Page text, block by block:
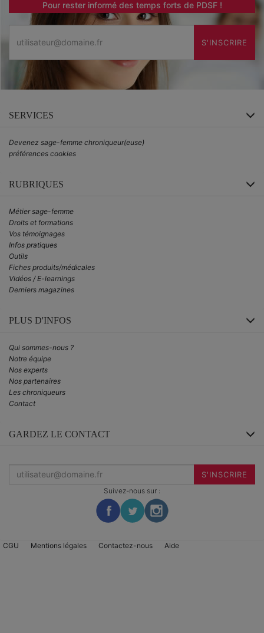
Pour rester informé des temps forts de PDSF !
S'INSCRIRE
SERVICES
Devenez sage-femme chroniqueur(euse)
préférences cookies
RUBRIQUES
Métier sage-femme
Droits et formations
Vos témoignages
Infos pratiques
Outils
Fiches produits/médicales
Vidéos / E-learnings
Derniers magazines
PLUS D'INFOS
Qui sommes-nous ?
Notre équipe
Nos experts
Nos partenaires
Les chroniqueurs
Contact
GARDEZ LE CONTACT
S'INSCRIRE
Suivez-nous sur :
CGU Mentions légales Contactez-nous Aide